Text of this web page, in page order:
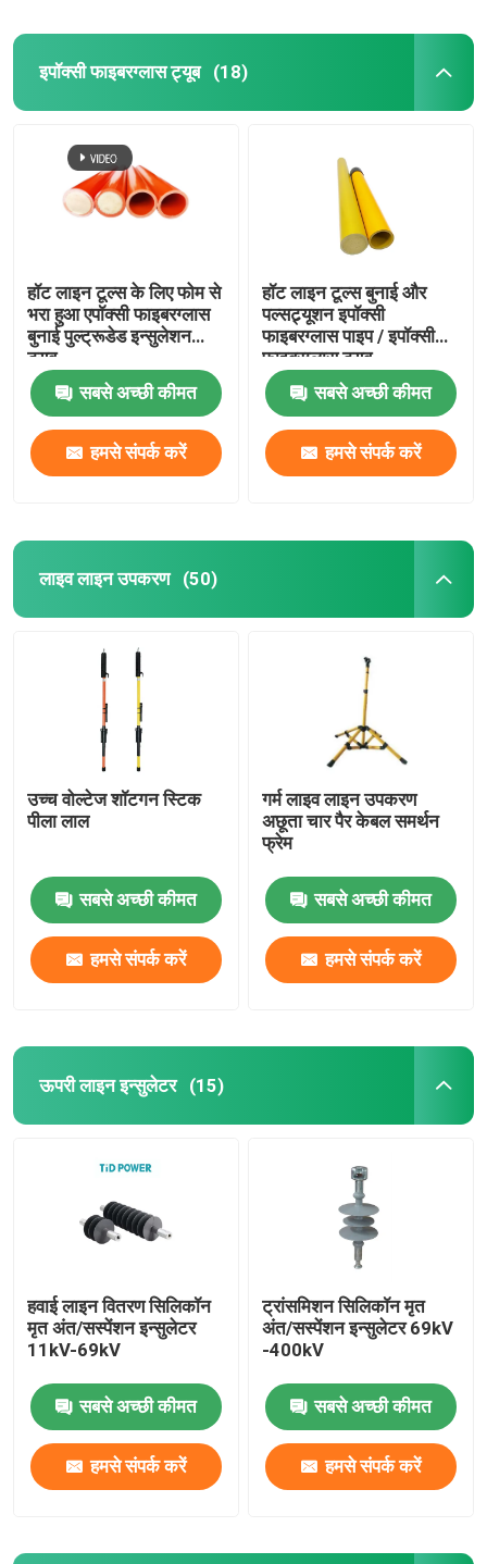
इपॉक्सी फाइबरग्लास ट्यूब (18)
हॉट लाइन टूल्स के लिए फोम से
भरा हुआ एपॉक्सी फाइबरग्लास
बुनाई पुल्ट्रूडेड इन्सुलेशन
ट्यूब
सबसे अच्छी कीमत
हमसे संपर्क करें
हॉट लाइन टूल्स बुनाई और
पल्सट्र्यूशन इपॉक्सी
फाइबरग्लास पाइप / इपॉक्सी
फाइबरग्लास ट्यूब
सबसे अच्छी कीमत
हमसे संपर्क करें
लाइव लाइन उपकरण (50)
उच्च वोल्टेज शॉटगन स्टिक
पीला लाल
सबसे अच्छी कीमत
हमसे संपर्क करें
गर्म लाइव लाइन उपकरण
अछूता चार पैर केबल समर्थन
फ्रेम
सबसे अच्छी कीमत
हमसे संपर्क करें
ऊपरी लाइन इन्सुलेटर (15)
हवाई लाइन वितरण सिलिकॉन
मृत अंत/सस्पेंशन इन्सुलेटर
11kV-69kV
सबसे अच्छी कीमत
हमसे संपर्क करें
ट्रांसमिशन सिलिकॉन मृत
अंत/सस्पेंशन इन्सुलेटर 69kV
-400kV
सबसे अच्छी कीमत
हमसे संपर्क करें